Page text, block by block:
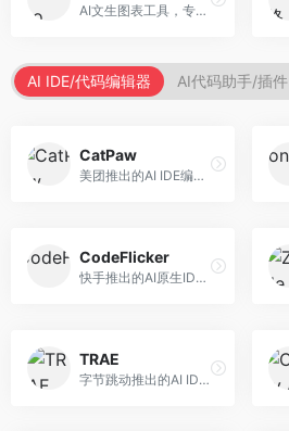
AI文生图表工具，专注于数据可视化展示。面向数据分析师和职场人士，提供图表生成、数据可视化、PPT嵌入等服务，数据展示专业。
AI IDE/代码编辑器 AI代码助手/插件
CatPaw
美团推出的AI IDE编程工具，专注于本地开发生态。面向开发者，提供智能代码补全、代码生成、项目管理等服务，本地开发体验好。
CodeFlicker
快手推出的AI原生IDE，专注于短视频相关开发。面向快手生态开发者，提供代码生成、调试辅助等服务，与快手开发生态深度整合。
TRAE
字节跳动推出的AI IDE编程工具，深度集成大模型能力。面向开发者，提供智能代码补全、代码解释、重构优化等服务，编程效率显著提升。